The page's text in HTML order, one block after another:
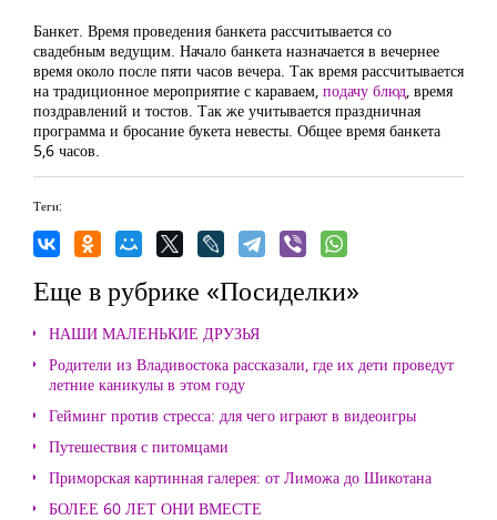
Банкет. Время проведения банкета рассчитывается со
свадебным ведущим. Начало банкета назначается в вечернее
время около после пяти часов вечера. Так время рассчитывается
на традиционное мероприятие с караваем, подачу блюд , время
поздравлений и тостов. Так же учитывается праздничная
программа и бросание букета невесты. Общее время банкета
5,6 часов.
Теги:
Еще в рубрике «Посиделки»
НАШИ МАЛЕНЬКИЕ ДРУЗЬЯ
Родители из Владивостока рассказали, где их дети проведут
летние каникулы в этом году
Гейминг против стресса: для чего играют в видеоигры
Путешествия с питомцами
Приморская картинная галерея: от Лиможа до Шикотана
БОЛЕЕ 60 ЛЕТ ОНИ ВМЕСТЕ